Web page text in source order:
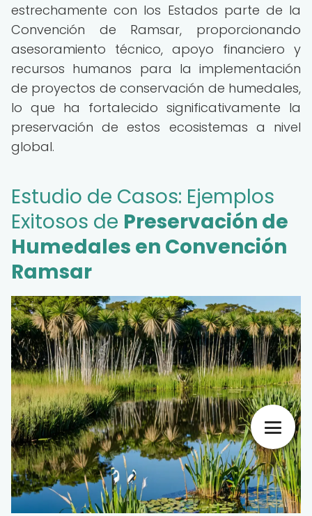
estrechamente con los Estados parte de la
Convención de Ramsar, proporcionando
asesoramiento técnico, apoyo financiero y
recursos humanos para la implementación
de proyectos de conservación de humedales,
lo que ha fortalecido significativamente la
preservación de estos ecosistemas a nivel
global.
Estudio de Casos: Ejemplos
Exitosos de Preservación de
Humedales en Convención
Ramsar